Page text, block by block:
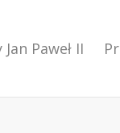
Paweł II